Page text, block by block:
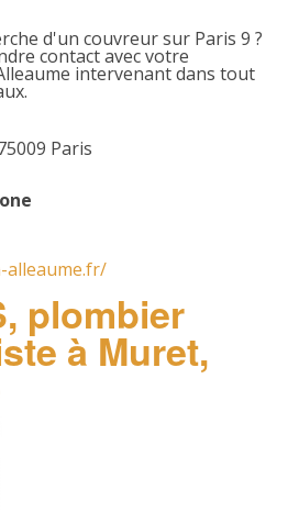
d'un couvreur sur Paris 9 ?
contact avec votre
intervenant dans tout
Paris
alleaume.fr/
plombier
à Muret,